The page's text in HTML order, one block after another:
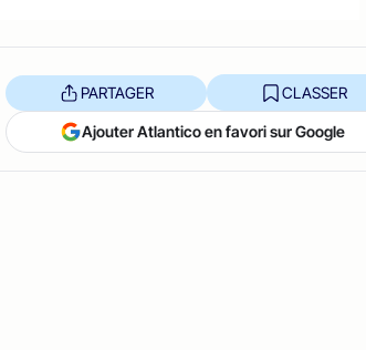
PARTAGER CLASSER
Ajouter Atlantico en favori sur Google